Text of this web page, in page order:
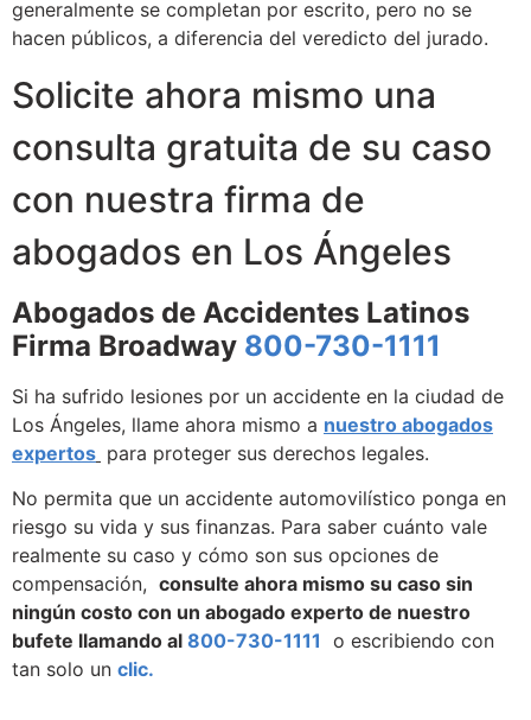
generalmente se completan por escrito, pero no se
hacen públicos, a diferencia del veredicto del jurado.
Solicite ahora mismo una
consulta gratuita de su caso
con nuestra firma de
abogados en Los Ángeles
Abogados de Accidentes Latinos
Firma Broadway 800-730-1111
Si ha sufrido lesiones por un accidente en la ciudad de
Los Ángeles, llame ahora mismo a nuestro abogados
expertos para proteger sus derechos legales.
No permita que un accidente automovilístico ponga en
riesgo su vida y sus finanzas. Para saber cuánto vale
realmente su caso y cómo son sus opciones de
compensación, consulte ahora mismo su caso sin
ningún costo con un abogado experto de nuestro
bufete llamando al 800-730-1111 o escribiendo con
tan solo un clic.